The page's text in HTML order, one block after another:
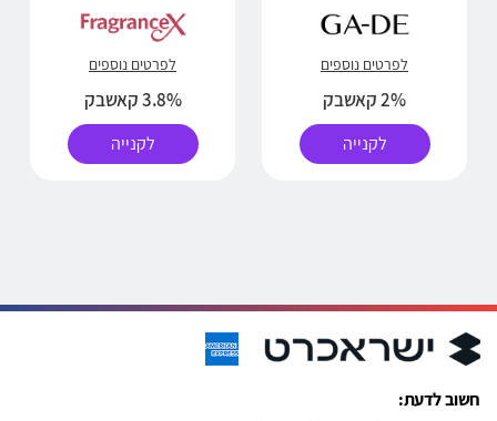
לפרטים נוספים
2% קאשבק
לקנייה
לפרטים נוספים
3.8% קאשבק
לקנייה
חשוב לדעת: